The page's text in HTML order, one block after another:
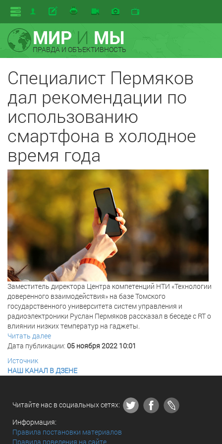
МИРИ МЫ
ПРАВДА И ОБЪЕКТИВНОСТЬ
Специалист Пермяков
дал рекомендации по
использованию
смартфона в холодное
время года
Заместитель директора Центра компетенций НТИ «Технологии
доверенного взаимодействия» на базе Томского
государственного университета систем управления и
радиоэлектроники Руслан Пермяков рассказал в беседе с RT о
влиянии низких температур на гаджеты.
Читать далее
Дата публикации: 05 ноября 2022 10:01
Источник
НАШ КАНАЛ В ДЗЕНЕ
Читайте нас в социальных сетях:
Информация:
Правила постановки материалов
Правила поведения на сайте